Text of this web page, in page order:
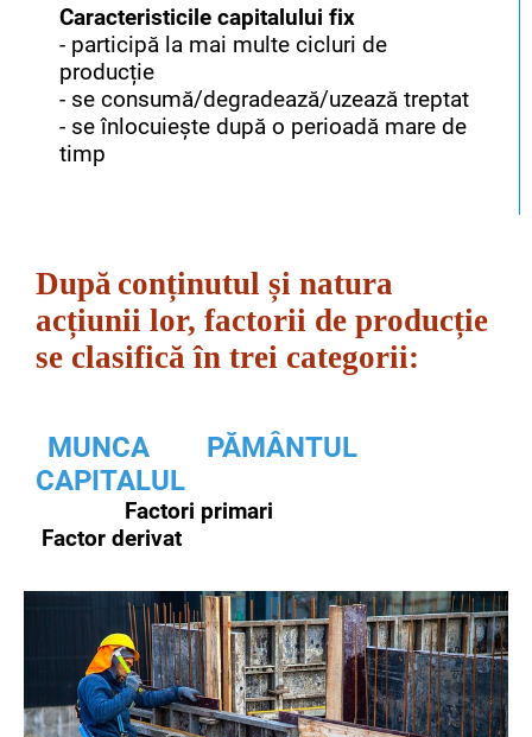
Caracteristicile capitalului fix
- participă la mai multe cicluri de
producție
- se consumă/degradează/uzează treptat
- se înlocuiește după o perioadă mare de
timp
După conținutul și natura
acțiunii lor, factorii de producție
se clasifică în trei categorii:
MUNCA PĂMÂNTUL
CAPITALUL
Factori primari
Factor derivat